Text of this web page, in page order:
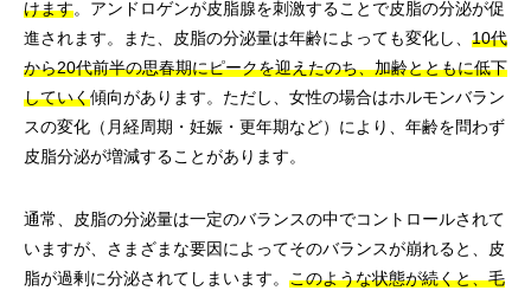
けます。アンドロゲンが皮脂腺を刺激することで皮脂の分泌が促
進されます。また、皮脂の分泌量は年齢によっても変化し、 10代
から20代前半の思春期にピークを迎えたのち、加齢とともに低下
していく傾向があります。ただし、女性の場合はホルモンバラン
スの変化（月経周期・妊娠・更年期など）により、年齢を問わず
皮脂分泌が増減することがあります。
通常、皮脂の分泌量は一定のバランスの中でコントロールされて
いますが、さまざまな要因によってそのバランスが崩れると、皮
脂が過剰に分泌されてしまいます。 このような状態が続くと、毛